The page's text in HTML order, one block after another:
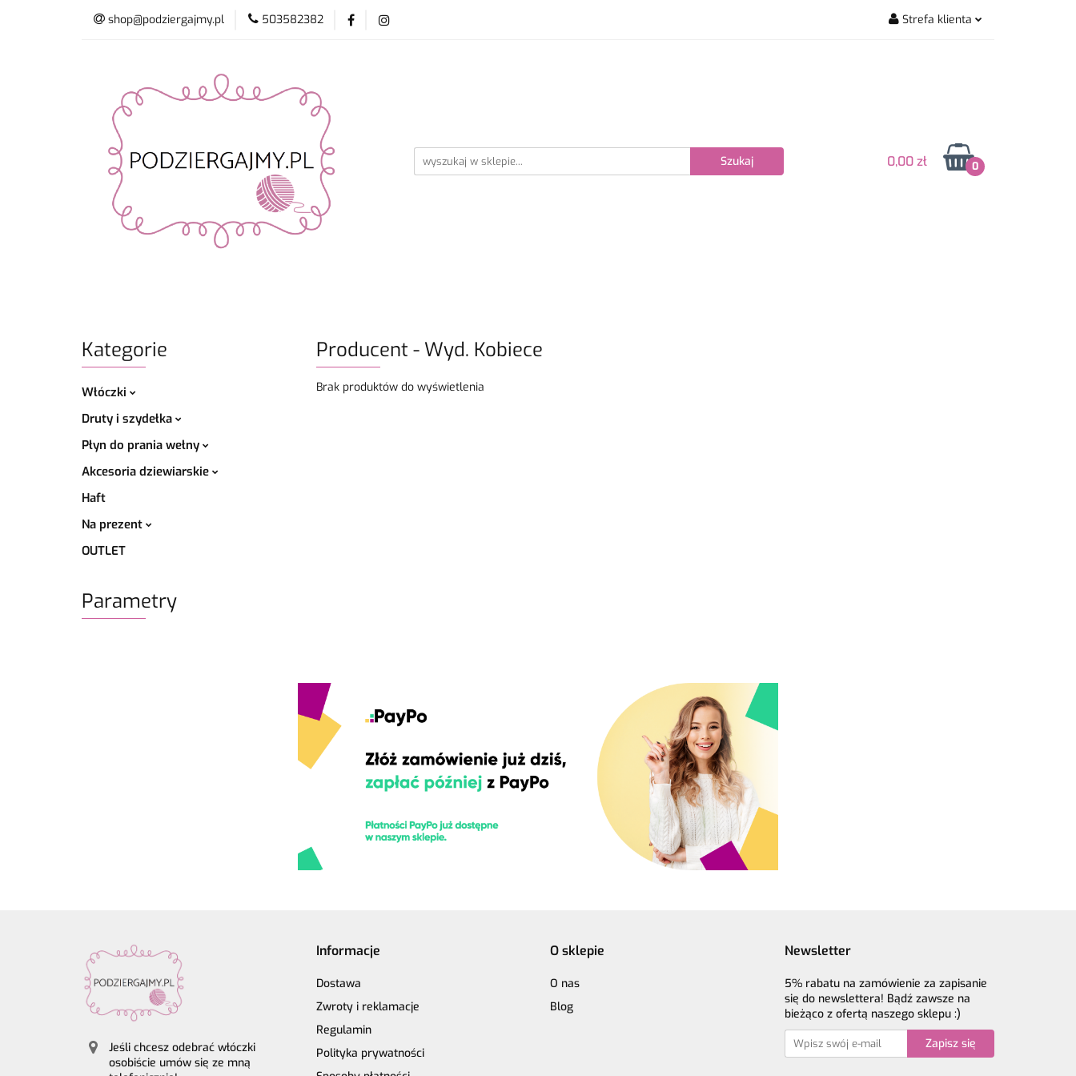
shop@podziergajmy.pl 503582382 Strefa klienta
0,00 zł 0
Włóczki Druty i szydełka
Promocje
Kategorie
Włóczki
Druty i szydełka
Płyn do prania wełny
Akcesoria dziewiarskie
Haft
Na prezent
OUTLET
Parametry
Producent - Wyd. Kobiece
Brak produktów do wyświetlenia
Jeśli chcesz odebrać włóczki
osobiście umów się ze mną
Informacje
Dostawa
Zwroty i reklamacje
Regulamin
Polityka prywatności
O sklepie
O nas
Blog
Newsletter
5% rabatu na zamówienie za zapisanie
się do newslettera! Bądź zawsze na
bieżąco z ofertą naszego sklepu :)